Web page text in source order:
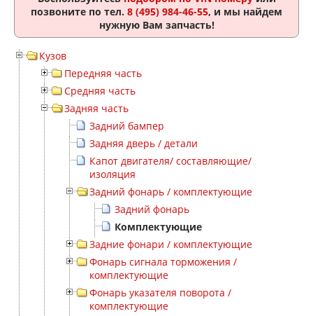
позвоните по тел. 8 (495) 984-46-55, и мы найдем
нужную Вам запчасть!
Кузов
Передняя часть
Средняя часть
Задняя часть
Задний бампер
Задняя дверь / детали
Капот двигателя/ составляющие/
изоляция
Задний фонарь / комплектующие
Задний фонарь
Комплектующие
Задние фонари / комплектующие
Фонарь сигнала торможения /
комплектующие
Фонарь указателя поворота /
комплектующие